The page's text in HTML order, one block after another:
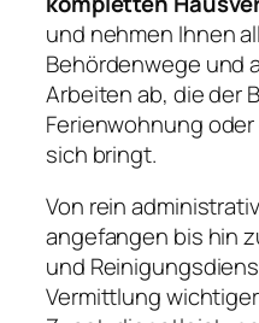
und nehmen Ihnen
Behördenwege und
Arbeiten ab, die der
Ferienwohnung
sich bringt.
Von rein
angefangen bis hin
und
Vermittlung wichtiger